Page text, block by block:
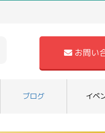
お問い
ブログ イベ